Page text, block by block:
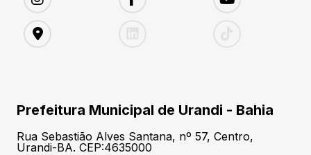
Prefeitura Municipal de Urandi - Bahia
Rua Sebastião Alves Santana, nº 57, Centro,
Urandi-BA. CEP:4635000